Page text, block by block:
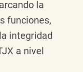
la
funciones,
la integridad
a nivel